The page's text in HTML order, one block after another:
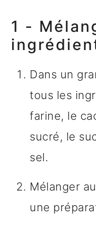
1 -
Dans un
tous les
farine, le
sucré, le
sel.
Mélanger
une